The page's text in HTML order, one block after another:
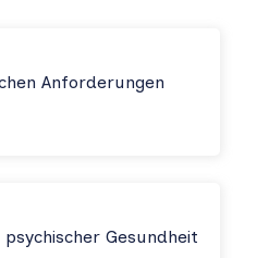
Anforderungen
Gesundheit